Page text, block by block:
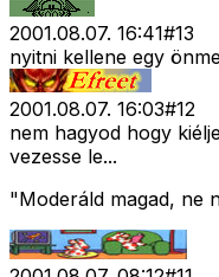
2001.08.07. 16:41#13
nyitni kellene egy
2001.08.07. 16:03#12
nem hagyod hogy
vezesse le...
"Moderáld magad, ne